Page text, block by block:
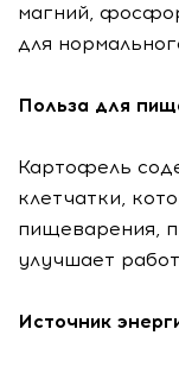
магний,
для
Польза для
Картофель
клетчатки,
пищеварения,
улучшает
Источник